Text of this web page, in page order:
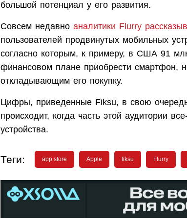
большой потенциал у его развития.
Совсем недавно аналитики Flurry
пользователей продвинутых мобильных
согласно которым, к примеру, в США 91
финансовом плане приобрести смартфон,
откладывающим его покупку.
Цифры, приведенные Fiksu, в свою
происходит, когда часть этой аудитории
устройства.
Теги: app store Apple fiksu Flurry